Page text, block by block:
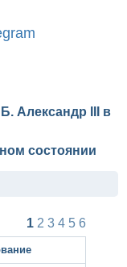
Александр III в
состоянии
1 2 3 4 5 6